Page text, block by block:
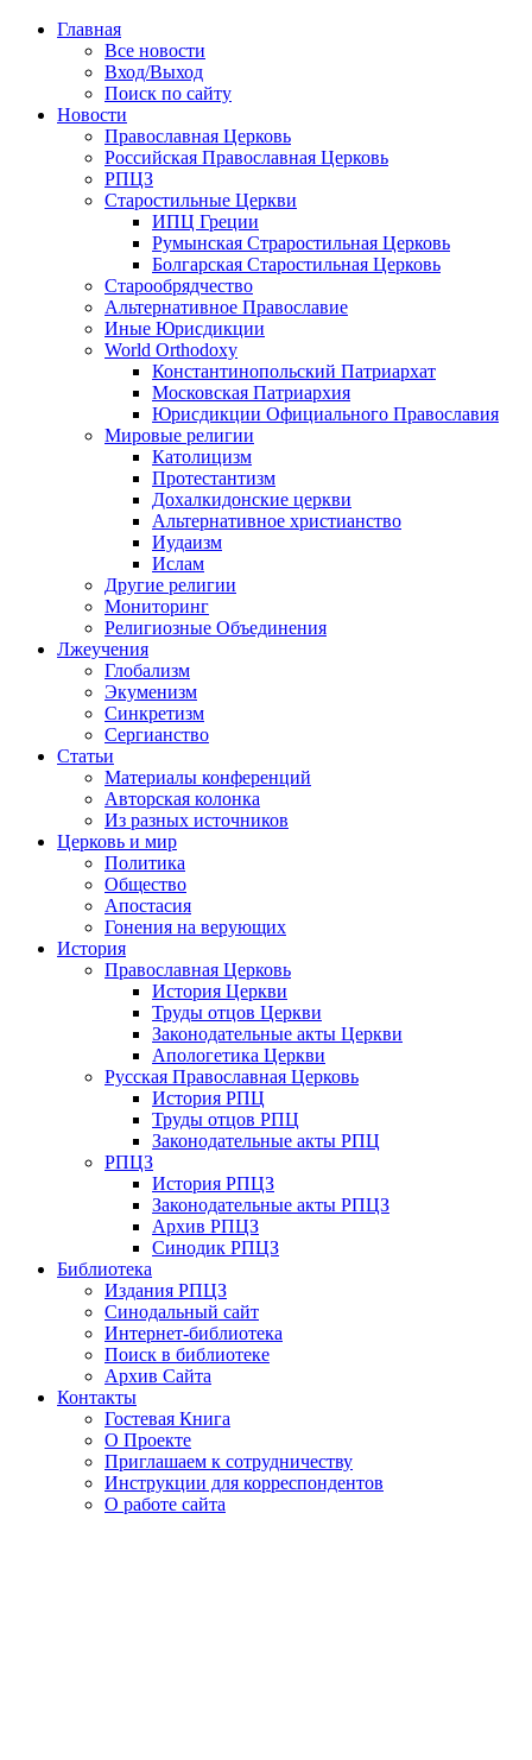
Главная
Все новости
Вход/Выход
Поиск по сайту
Новости
Православная Церковь
Российская Православная Церковь
РПЦЗ
Старостильные Церкви
ИПЦ Греции
Румынская Страростильная Церковь
Болгарская Старостильная Церковь
Старообрядчество
Альтернативное Православие
Иные Юрисдикции
World Orthodoxy
Константинопольский Патриархат
Московская Патриархия
Юрисдикции Официального Православия
Мировые религии
Католицизм
Протестантизм
Дохалкидонские церкви
Альтернативное христианство
Иудаизм
Ислам
Другие религии
Мониторинг
Религиозные Объединения
Лжеучения
Глобализм
Экуменизм
Синкретизм
Сергианство
Статьи
Материалы конференций
Авторская колонка
Из разных источников
Церковь и мир
Политика
Общество
Апостасия
Гонения на верующих
История
Православная Церковь
История Церкви
Труды отцов Церкви
Законодательные акты Церкви
Апологетика Церкви
Русская Православная Церковь
История РПЦ
Труды отцов РПЦ
Законодательные акты РПЦ
РПЦЗ
История РПЦЗ
Законодательные акты РПЦЗ
Архив РПЦЗ
Синодик РПЦЗ
Библиотека
Издания РПЦЗ
Синодальный сайт
Интернет-библиотека
Поиск в библиотеке
Архив Сайта
Контакты
Гостевая Книга
О Проекте
Приглашаем к сотрудничеству
Инструкции для корреспондентов
О работе сайта